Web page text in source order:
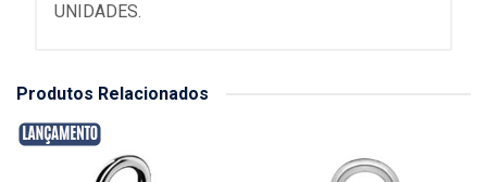
UNIDADES.
Produtos Relacionados